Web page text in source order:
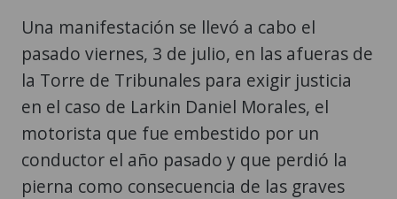
Una manifestación se llevó a cabo el
pasado viernes, 3 de julio, en las afueras de
la Torre de Tribunales para exigir justicia
en el caso de Larkin Daniel Morales, el
motorista que fue embestido por un
conductor el año pasado y que perdió la
pierna como consecuencia de las graves